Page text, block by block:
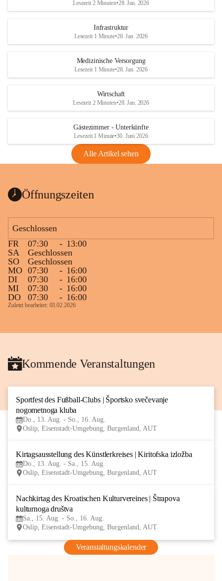
Lesezeit 2 Minuten•28. Jan. 2026
Infrastruktur
Lesezeit 1 Minute•28. Jan. 2026
Medizinische Versorgung
Lesezeit 1 Minute•28. Jan. 2026
Wirtschaft
Lesezeit 2 Minuten•28. Jan. 2026
Gästezimmer - Unterkünfte
Lesezeit 1 Minute•30. Juni 2026
Alle Artikel sehen
Öffnungszeiten
Geschlossen
FR
07:30 - 13:00
SA
Geschlossen
SO
Geschlossen
MO 07:30 - 16:00
DI
07:30 - 16:00
MI
07:30 - 16:00
DO
07:30 - 16:00
Zuletzt bearbeitet: 03.02.2026
Kommende Veranstaltungen
Sportfest des Fußball-Clubs | Športsko svečevanje
nogometnoga kluba
Do., 13. Aug. - So., 16. Aug.
Oslip, Eisenstadt-Umgebung, Burgenland, AUT
Kirtagsausstellung des Künstlerkreises | Kiritofska izložba
Do., 13. Aug. - Sa., 15. Aug.
Oslip, Eisenstadt-Umgebung, Burgenland, AUT
Nachkirtag des Kroatischen Kulturvereines | Štrapova
kulturnoga društva
Sa., 15. Aug. - So., 16. Aug.
Oslip, Eisenstadt-Umgebung, Burgenland, AUT
Veranstaltungskalender